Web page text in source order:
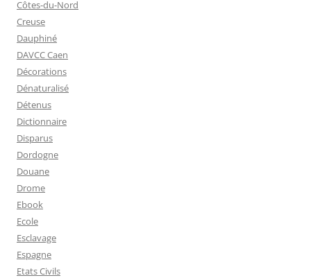
Côtes-du-Nord
Creuse
Dauphiné
DAVCC Caen
Décorations
Dénaturalisé
Détenus
Dictionnaire
Disparus
Dordogne
Douane
Drome
Ebook
Ecole
Esclavage
Espagne
Etats Civils